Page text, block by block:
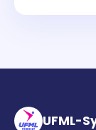
UFML-